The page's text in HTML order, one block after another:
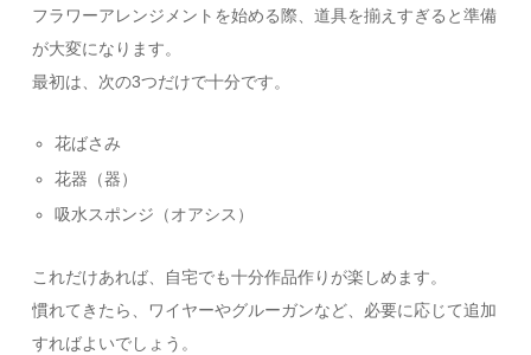
フラワーアレンジメントを始める際、道具を揃えすぎると準備
が大変になります。
最初は、次の3つだけで十分です。
花ばさみ
花器（器）
吸水スポンジ（オアシス）
これだけあれば、自宅でも十分作品作りが楽しめます。
慣れてきたら、ワイヤーやグルーガンなど、必要に応じて追加
すればよいでしょう。